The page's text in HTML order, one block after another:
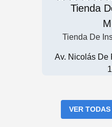
Tienda
Tienda De
Av. Nicolás De
VER